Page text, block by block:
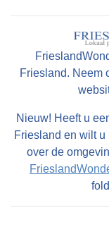
Friesland. Neem
Nieuw! Heeft u
Friesland en wilt u
over de